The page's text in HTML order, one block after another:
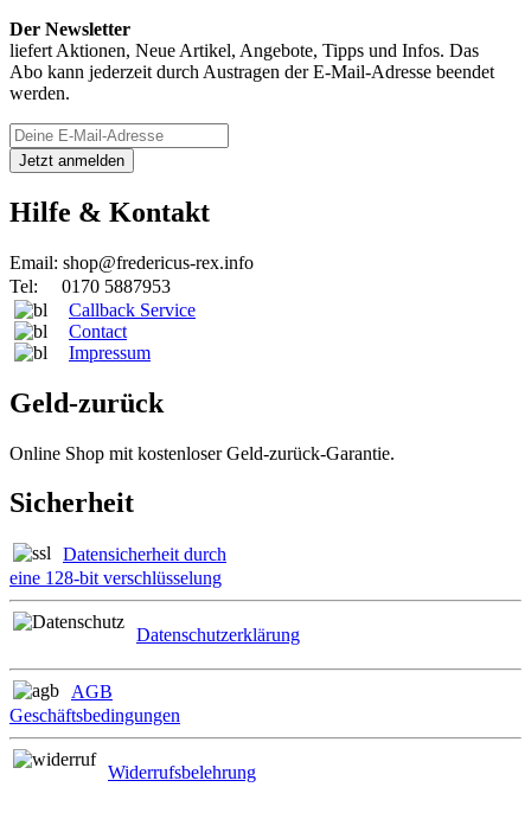
Der Newsletter
liefert Aktionen, Neue Artikel, Angebote, Tipps und Infos. Das
Abo kann jederzeit durch Austragen der E-Mail-Adresse beendet
werden.
Hilfe & Kontakt
Email: shop@fredericus-rex.info
Tel: 0170 5887953
Callback Service
Contact
Impressum
Geld-zurück
Online Shop mit kostenloser Geld-zurück-Garantie.
Sicherheit
Datensicherheit durch
eine 128-bit verschlüsselung
Datenschutzerklärung
AGB
Geschäftsbedingungen
Widerrufsbelehrung